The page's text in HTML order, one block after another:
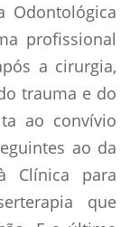
Odontológica
profissional
a cirurgia,
trauma e do
ao convívio
ao da
Clínica para
que